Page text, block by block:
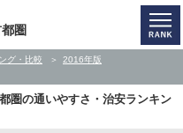
圏
グ・比較
2016年版
圏の通いやすさ・治安ランキン